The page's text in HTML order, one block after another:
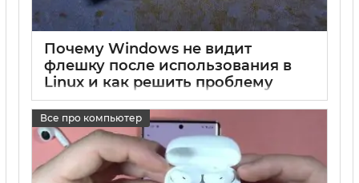
Почему Windows не видит
флешку после использования в
Linux и как решить проблему
Все про компьютер